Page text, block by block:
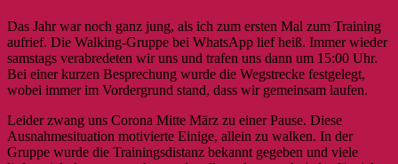
Das Jahr war noch ganz jung, als ich zum ersten Mal zum Training
aufrief. Die Walking-Gruppe bei WhatsApp lief heiß. Immer wieder
samstags verabredeten wir uns und trafen uns dann um 15:00 Uhr.
Bei einer kurzen Besprechung wurde die Wegstrecke festgelegt,
wobei immer im Vordergrund stand, dass wir gemeinsam laufen.
Leider zwang uns Corona Mitte März zu einer Pause. Diese
Ausnahmesituation motivierte Einige, allein zu walken. In der
Gruppe wurde die Trainingsdistanz bekannt gegeben und viele